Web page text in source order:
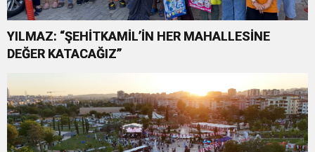
YILMAZ: “ŞEHİTKAMİL’İN HER MAHALLESİNE
DEĞER KATACAĞIZ”